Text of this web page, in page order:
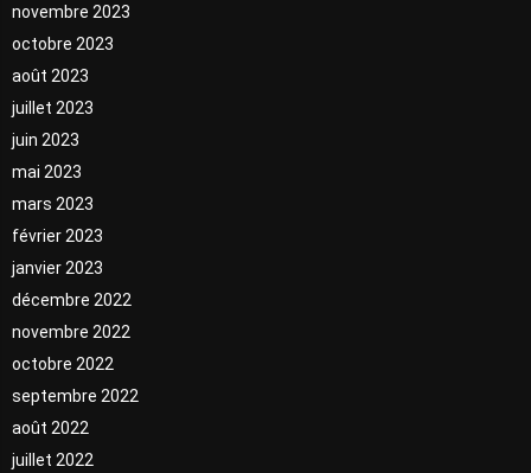
novembre 2023
octobre 2023
août 2023
juillet 2023
juin 2023
mai 2023
mars 2023
février 2023
janvier 2023
décembre 2022
novembre 2022
octobre 2022
septembre 2022
août 2022
juillet 2022